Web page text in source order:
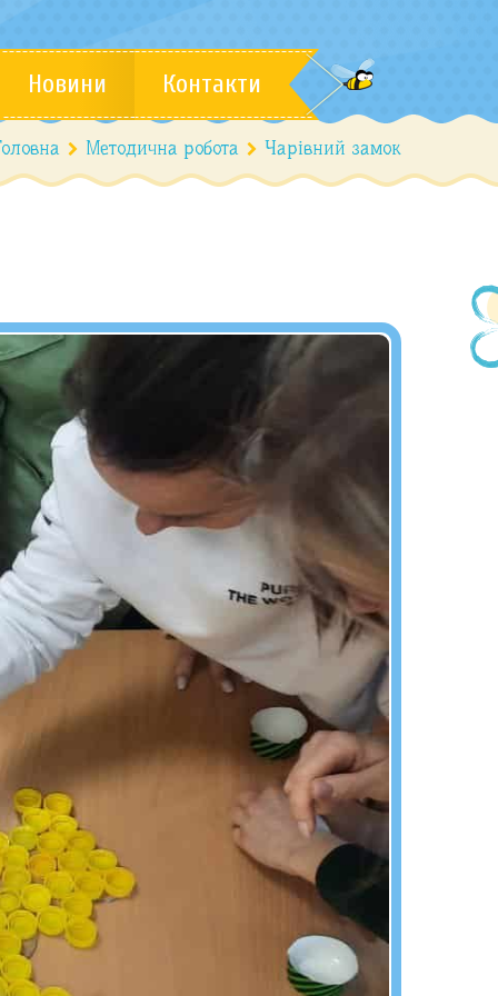
Новини Контакти
Методична робота Чарівний замок